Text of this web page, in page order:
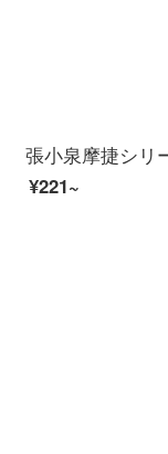
¥221~